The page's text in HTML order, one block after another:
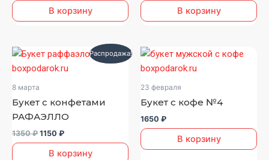
В корзину В корзину
Распродажа!
8 марта
Букет с конфетами
РАФАЭЛЛО
1350₽
Первоначальная
цена
составляла
1150 ₽
Текущая
цена:
1150 ₽.
В корзину
23 февраля
Букет с кофе №4
1650 ₽
В корзину